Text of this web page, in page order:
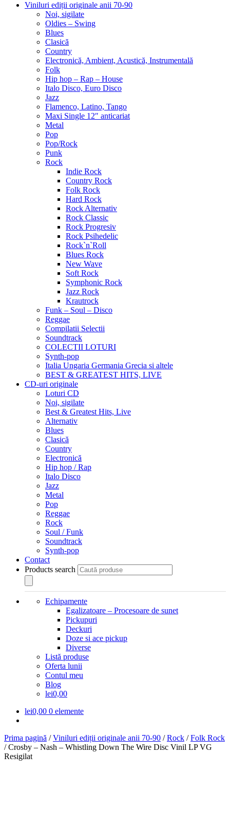
Viniluri ediții originale anii 70-90
Noi, sigilate
Oldies – Swing
Blues
Clasică
Country
Electronică, Ambient, Acustică, Instrumentală
Folk
Hip hop – Rap – House
Italo Disco, Euro Disco
Jazz
Flamenco, Latino, Tango
Maxi Single 12″ anticariat
Metal
Pop
Pop/Rock
Punk
Rock
Indie Rock
Country Rock
Folk Rock
Hard Rock
Rock Alternativ
Rock Classic
Rock Progresiv
Rock Psihedelic
Rock`n`Roll
Blues Rock
New Wave
Soft Rock
Symphonic Rock
Jazz Rock
Krautrock
Funk – Soul – Disco
Reggae
Compilatii Selectii
Soundtrack
COLECTII LOTURI
Synth-pop
Italia Ungaria Germania Grecia si altele
BEST & GREATEST HITS, LIVE
CD-uri originale
Loturi CD
Noi, sigilate
Best & Greatest Hits, Live
Alternativ
Blues
Clasică
Country
Electronică
Hip hop / Rap
Italo Disco
Jazz
Metal
Pop
Reggae
Rock
Soul / Funk
Soundtrack
Synth-pop
Contact
Products search
Echipamente
Egalizatoare – Procesoare de sunet
Pickupuri
Deckuri
Doze si ace pickup
Diverse
Listă produse
Oferta lunii
Contul meu
Blog
lei0,00
lei0,00 0 elemente
Prima pagină /Viniluri ediții originale anii 70-90 /Rock /Folk Rock
/Crosby – Nash – Whistling Down The Wire Disc Vinil LP VG
Resigilat